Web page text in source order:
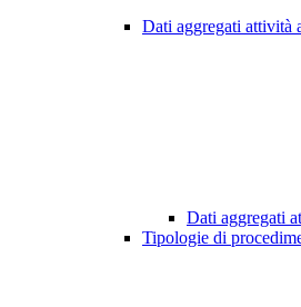
Dati aggregati attività
Dati aggregati
Tipologie di